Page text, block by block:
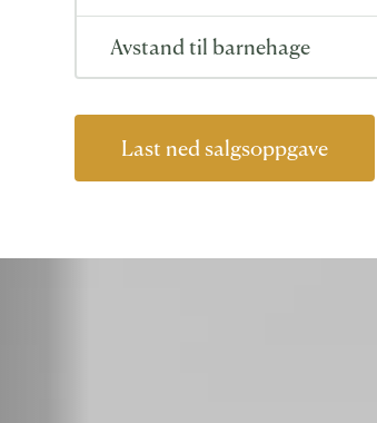
Avstand til barnehage
Last ned salgsoppgave